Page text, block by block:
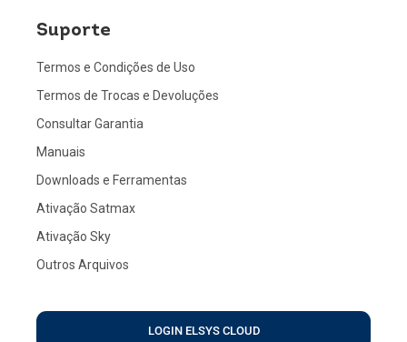
Suporte
Termos e Condições de Uso
Termos de Trocas e Devoluções
Consultar Garantia
Manuais
Downloads e Ferramentas
Ativação Satmax
Ativação Sky
Outros Arquivos
LOGIN ELSYS CLOUD